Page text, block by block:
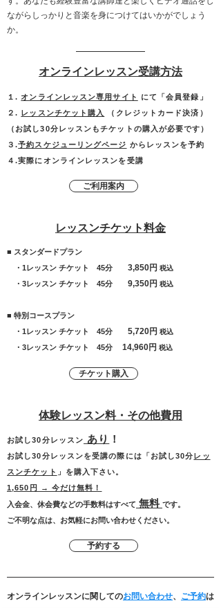
ながらしっかりと音楽を身につけてはいかがでしょう
か。
オンラインレッスン受講方法
１. オンラインレッスン専用サイト にて「会員登録 」
２. レッスンチケット購入
（クレジットカード決済）
（お試し30分レッスンもチケットの購入が必要です）
３.予約スケジューリングページ からレッスンを予約
４.実際にオンラインレッスンを受講
ご利用案内
レッスンチケット料金
■ スタンダードプラン
・1レッスン チケット 45分 3,850円 税込
・3レッスン チケット 45分 9,350円 税込
■ 特別コースプラン
・1レッスン チケット 45分 5,720円 税込
・3レッスン チケット 45分 14,960円 税込
チケット購入
体験レッスン料・その他費用
お試し30分レッスン あり ！
お試し30分レッスンを受講の際には「お試し30分レッ
スンチケット 」を購入下さい。
1,650円 → 今だけ無料！
入会金、休会費などの手数料はすべて 無料 です。
​ご不明な点は、お気軽にお問い合わせください。
予約する
オンラインレッスンに関してのお問い合わせ、 ご予約は